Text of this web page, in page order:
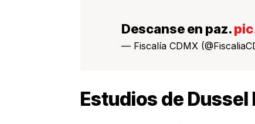
Descanse en paz.
— Fiscalía CDMX
Estudios de Dussel